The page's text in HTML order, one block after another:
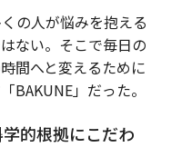
の人が悩みを抱える
ない。そこで毎日の
間へと変えるために
BAKUNE」だった。
学的根拠にこだわ